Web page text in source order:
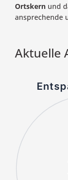
Ortskern und
ansprechende
Aktuelle